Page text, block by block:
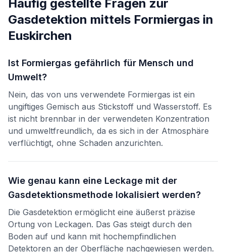
Häufig gestellte Fragen zur
Gasdetektion mittels Formiergas in
Euskirchen
Ist Formiergas gefährlich für Mensch und
Umwelt?
Nein, das von uns verwendete Formiergas ist ein
ungiftiges Gemisch aus Stickstoff und Wasserstoff. Es
ist nicht brennbar in der verwendeten Konzentration
und umweltfreundlich, da es sich in der Atmosphäre
verflüchtigt, ohne Schaden anzurichten.
Wie genau kann eine Leckage mit der
Gasdetektionsmethode lokalisiert werden?
Die Gasdetektion ermöglicht eine äußerst präzise
Ortung von Leckagen. Das Gas steigt durch den
Boden auf und kann mit hochempfindlichen
Detektoren an der Oberfläche nachgewiesen werden.